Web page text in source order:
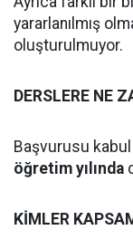
yararlanılmış
oluşturulmuyor.
DERSLERE NE
Başvurusu
öğretim yılında
KİMLER